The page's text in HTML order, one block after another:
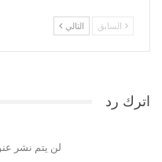
السابق التالي
اترك رد
لن يتم نشر